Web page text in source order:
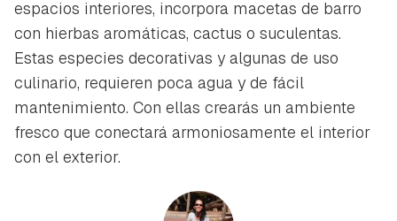
espacios interiores, incorpora macetas de barro
con hierbas aromáticas, cactus o suculentas.
Estas especies decorativas y algunas de uso
culinario, requieren poca agua y de fácil
mantenimiento. Con ellas crearás un ambiente
fresco que conectará armoniosamente el interior
con el exterior.